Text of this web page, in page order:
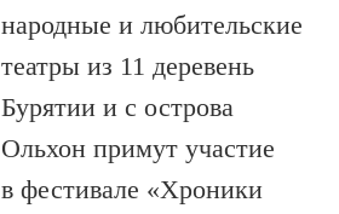
народные и любительские
театры из 11 деревень
Бурятии и с острова
Ольхон примут участие
в фестивале «Хроники